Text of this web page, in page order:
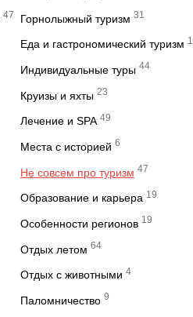
47 Горнолыжный туризм 31
Еда и гастрономический туризм 1
Индивидуальные туры 44
Круизы и яхты 23
Лечение и SPA 49
Места с историей 6
Не совсем про туризм 47
Образование и карьера 19
Особенности регионов 19
Отдых летом 64
Отдых с животными 4
Паломничество 9